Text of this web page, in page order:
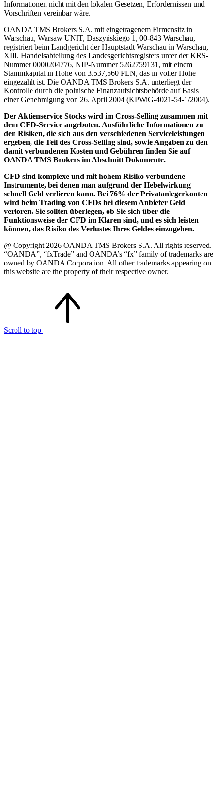
Informationen nicht mit den lokalen Gesetzen, Erfordernissen und
Vorschriften vereinbar wäre.
OANDA TMS Brokers S.A. mit eingetragenem Firmensitz in
Warschau, Warsaw UNIT, Daszyńskiego 1, 00-843 Warschau,
registriert beim Landgericht der Hauptstadt Warschau in Warschau,
XIII. Handelsabteilung des Landesgerichtsregisters unter der KRS-
Nummer 0000204776, NIP-Nummer 5262759131, mit einem
Stammkapital in Höhe von 3.537,560 PLN, das in voller Höhe
eingezahlt ist. Die OANDA TMS Brokers S.A. unterliegt der
Kontrolle durch die polnische Finanzaufsichtsbehörde auf Basis
einer Genehmigung von 26. April 2004 (KPWiG-4021-54-1/2004).
Der Aktienservice Stocks wird im Cross-Selling zusammen mit
dem CFD-Service angeboten. Ausführliche Informationen zu
den Risiken, die sich aus den verschiedenen Serviceleistungen
ergeben, die Teil des Cross-Selling sind, sowie Angaben zu den
damit verbundenen Kosten und Gebühren finden Sie auf
OANDA TMS Brokers im Abschnitt Dokumente.
CFD sind komplexe und mit hohem Risiko verbundene
Instrumente, bei denen man aufgrund der Hebelwirkung
schnell Geld verlieren kann. Bei 76% der Privatanlegerkonten
wird beim Trading von CFDs bei diesem Anbieter Geld
verloren. Sie sollten überlegen, ob Sie sich über die
Funktionsweise der CFD im Klaren sind, und es sich leisten
können, das Risiko des Verlustes Ihres Geldes einzugehen.
@ Copyright 2026 OANDA TMS Brokers S.A. All rights reserved.
“OANDA”, “fxTrade” and OANDA’s “fx” family of trademarks are
owned by OANDA Corporation. All other trademarks appearing on
this website are the property of their respective owner.
Scroll to top